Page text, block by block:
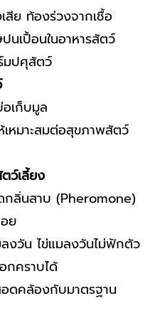
สีย ท้องร่วงจากเชื้อ
นเปื้อนในอาหารสัตว์
มปศุสัตว์
เก็บมูล
หมาะสมต่อสุขภาพสัตว์
ว์เลี้ยง
กลิ่นสาบ (Pheromone)
ย
งวัน ไข่แมลงวันไม่ฟักตัว
กคราบได้
ดคล้องกับมาตรฐาน